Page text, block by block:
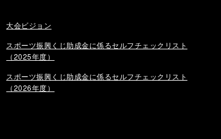
大会ビジョン
スポーツ振興くじ助成金に係るセルフチェックリスト
（2025年度）
スポーツ振興くじ助成金に係るセルフチェックリスト
（2026年度）